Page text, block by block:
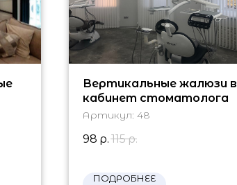
Вертикальные жалюзи в
кабинет стоматолога
Артикул: 48
98 р. 115 р.
ПОДРОБНЕЕ